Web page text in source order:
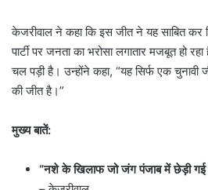
केजरीवाल ने कहा कि इस जीत ने यह साबित कर
पार्टी पर जनता का भरोसा लगातार मजबूत हो
चल पड़ी है। उन्होंने कहा, “यह सिर्फ एक चुनावी
की जीत है।”
मुख्य बातें:
“नशे के खिलाफ जो जंग पंजाब में छेड़ी गई